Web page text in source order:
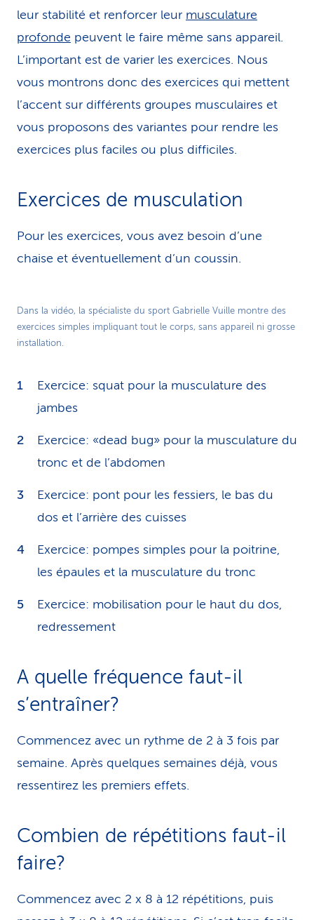
leur stabilité et renforcer leur musculature
profonde peuvent le faire même sans appareil.
L’important est de varier les exercices. Nous
vous montrons donc des exercices qui mettent
l’accent sur différents groupes musculaires et
vous proposons des variantes pour rendre les
exercices plus faciles ou plus difficiles.
Exercices de musculation
Pour les exercices, vous avez besoin d’une
chaise et éventuellement d’un coussin.
Play
Video
Dans la vidéo, la spécialiste du sport Gabrielle Vuille montre des
exercices simples impliquant tout le corps, sans appareil ni grosse
installation.
Exercice: squat pour la musculature des
jambes
Exercice: «dead bug» pour la musculature du
tronc et de l’abdomen
Exercice: pont pour les fessiers, le bas du
dos et l’arrière des cuisses
Exercice: pompes simples pour la poitrine,
les épaules et la musculature du tronc
Exercice: mobilisation pour le haut du dos,
redressement
A quelle fréquence faut-il
s’entraîner?
Commencez avec un rythme de 2 à 3 fois par
semaine. Après quelques semaines déjà, vous
ressentirez les premiers effets.
Combien de répétitions faut-il
faire?
Commencez avec 2 x 8 à 12 répétitions, puis